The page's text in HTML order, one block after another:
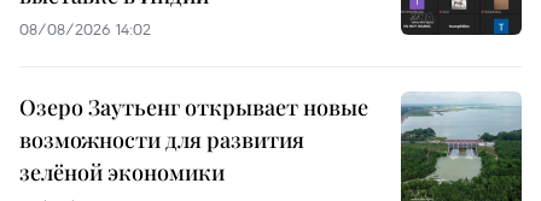
08/08/2026 14:02
Озеро Заутьенг открывает новые
возможности для развития
зелёной экономики